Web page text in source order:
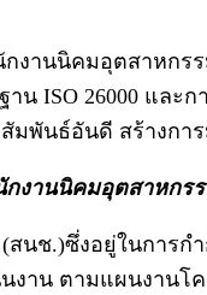
งานนิคมอุตสาหกร
น ISO 26000 แล
มพันธ์อันดี สร้างก
กงานนิคมอุตสาหกร
นช.)ซึ่งอยู่ในการ
นงาน ตามแผนงา